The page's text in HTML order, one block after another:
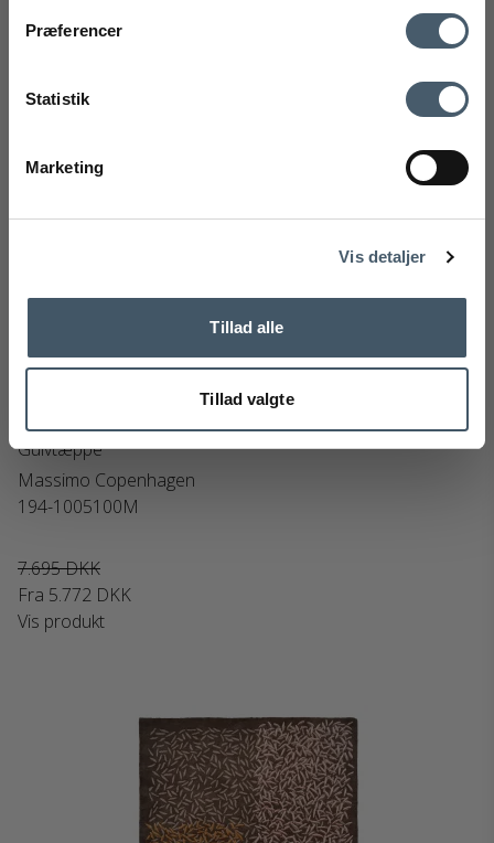
Præferencer
Statistik
Marketing
Vis detaljer
Tillad alle
Tillad valgte
Massimo Copenhagen Escape Kelim With Fringes
Gulvtæppe
Massimo Copenhagen
194-1005100M
7.695 DKK
Fra 5.772 DKK
Vis produkt
markedsføring med gode tilbud og inspiration. Du kan altid trække dit
samtykke tilbage. Med dit samtykke accepterer du desuden vores